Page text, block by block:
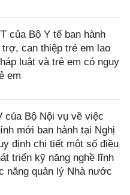
của Bộ Y tế ban hành
can thiệp trẻ em lao
luật và trẻ em có nguy
em
của Bộ Nội vụ về việc
mới ban hành tại Nghị
định chi tiết một số điều
triển kỹ năng nghề lĩnh
năng quản lý Nhà nước